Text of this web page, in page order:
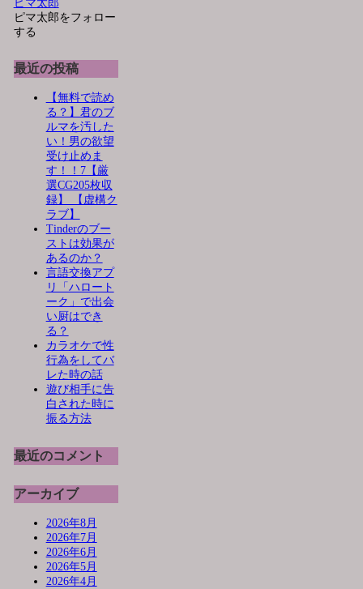
ピマ太郎
ピマ太郎をフォロー
する
最近の投稿
【無料で読め
る？】君のブ
ルマを汚した
い！男の欲望
受け止めま
す！！7【厳
選CG205枚収
録】 【虚構ク
ラブ】
Tinderのブー
ストは効果が
あるのか？
言語交換アプ
リ「ハロート
ーク」で出会
い厨はでき
る？
カラオケで性
行為をしてバ
レた時の話
遊び相手に告
白された時に
振る方法
最近のコメント
アーカイブ
2026年8月
2026年7月
2026年6月
2026年5月
2026年4月